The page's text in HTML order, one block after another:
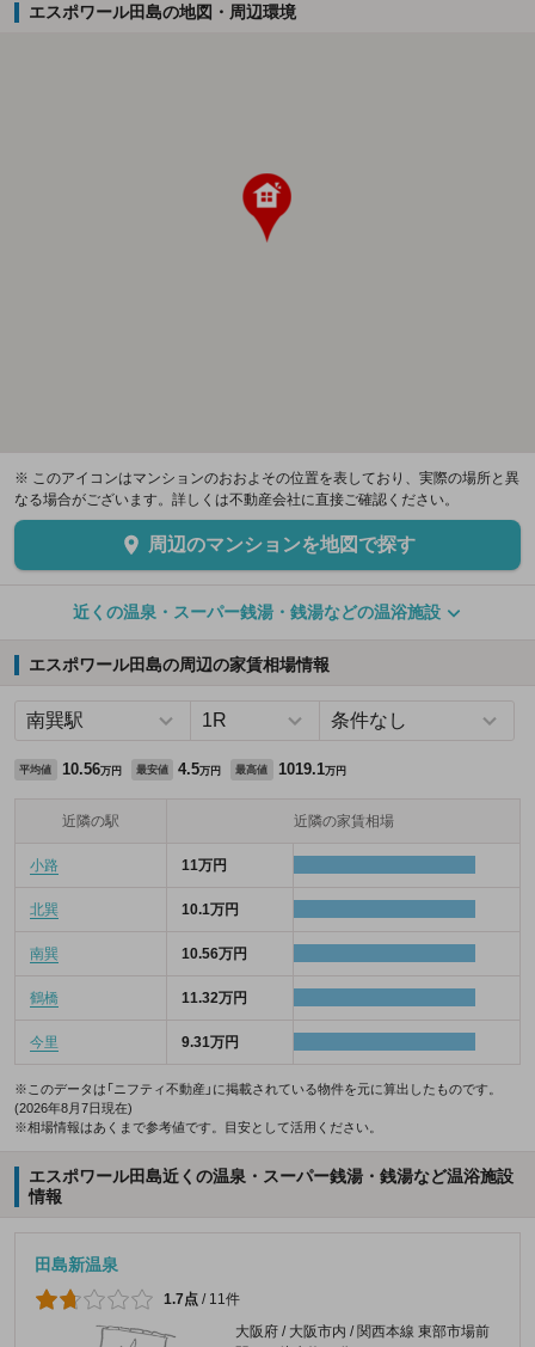
エスポワール田島の地図・周辺環境
※ このアイコンはマンションのおおよその位置を表しており、実際の場所と異
なる場合がございます。詳しくは不動産会社に直接ご確認ください。
周辺のマンションを地図で探す
近くの温泉・スーパー銭湯・銭湯などの温浴施設
エスポワール田島の周辺の家賃相場情報
平均値 10.56万円 最安値 4.5万円 最高値 1019.1万円
近隣の駅 近隣の家賃相場
小路 11万円
北巽 10.1万円
南巽 10.56万円
鶴橋 11.32万円
今里 9.31万円
※このデータは「ニフティ不動産」に掲載されている物件を元に算出したものです。
(2026年8月7日現在)
※相場情報はあくまで参考値です。目安として活用ください。
エスポワール田島近くの温泉・スーパー銭湯・銭湯など温浴施設
情報
田島新温泉
1.7点 / 11件
大阪府 / 大阪市内 / 関西本線 東部市場前